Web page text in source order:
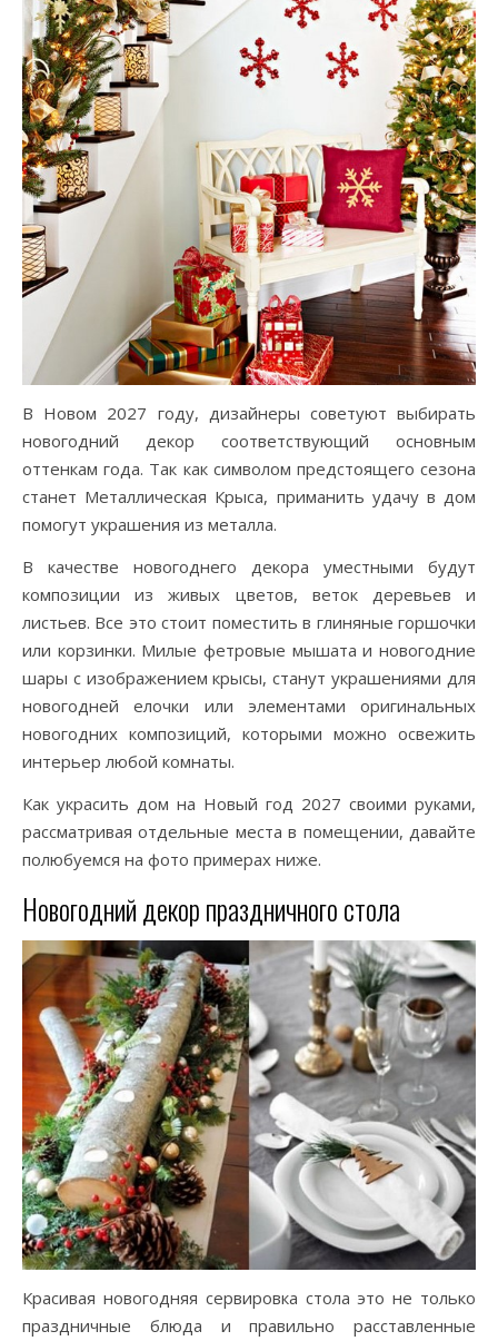
В Новом 2027 году, дизайнеры советуют выбирать
новогодний декор соответствующий основным
оттенкам года. Так как символом предстоящего сезона
станет Металлическая Крыса, приманить удачу в дом
помогут украшения из металла.
В качестве новогоднего декора уместными будут
композиции из живых цветов, веток деревьев и
листьев. Все это стоит поместить в глиняные горшочки
или корзинки. Милые фетровые мышата и новогодние
шары с изображением крысы, станут украшениями для
новогодней елочки или элементами оригинальных
новогодних композиций, которыми можно освежить
интерьер любой комнаты.
Как украсить дом на Новый год 2027 своими руками,
рассматривая отдельные места в помещении, давайте
полюбуемся на фото примерах ниже.
Новогодний декор праздничного стола
Красивая новогодняя сервировка стола это не только
праздничные блюда и правильно расставленные